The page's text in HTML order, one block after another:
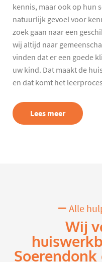
kennis, maar ook op hun
natuurlijk gevoel voor
zoek gaan naar een
wij altijd naar
vinden dat er een goede
uw kind. Dat maakt de
en dat komt het
Lees meer
Alle
Wij
Soerendonk